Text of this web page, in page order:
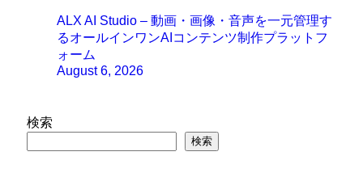
ALX AI Studio – 動画・画像・音声を一元管理す
るオールインワンAIコンテンツ制作プラットフ
ォーム
August 6, 2026
検索
検索